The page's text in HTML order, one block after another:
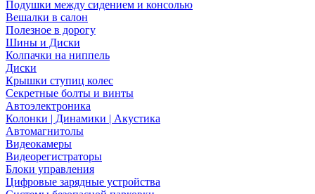
Подушки между сидением и консолью
Вешалки в салон
Полезное в дорогу
Шины и Диски
Колпачки на ниппель
Диски
Крышки ступиц колес
Секретные болты и винты
Автоэлектроника
Колонки | Динамики | Акустика
Автомагнитолы
Видеокамеры
Видеорегистраторы
Блоки управления
Цифровые зарядные устройства